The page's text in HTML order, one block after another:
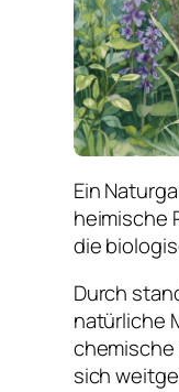
Ein
heimische
die
Durch
natürliche
sich